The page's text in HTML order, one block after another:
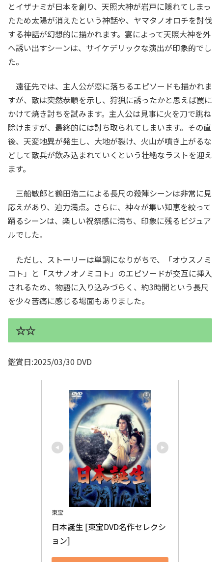
とイザナミが日本を創り、天照大神が岩戸に隠れてしまっ
たため太陽が消えたという神話や、ヤマタノオロチを討伐
する神話が幻想的に描かれます。宴によって天照大神を外
へ誘い出すシーンは、サイケデリックな演出が印象的でし
た。
遠征先では、主人公が恋に落ちるエピソードも描かれま
すが、敵は突然恭順を示し、狩猟に誘ったかと思えば罠に
かけて焼き討ちを試みます。主人公は見事に火を刀で跳ね
除けますが、最終的には討ち取られてしまいます。その直
後、天変地異が発生し、大地が裂け、火山が噴き上がるな
どして敵兵が飲み込まれていくという壮絶なラストを迎え
ます。
三船敏郎と鶴田浩二による長尺の殺陣シーンは非常に見
応えがあり、迫力満点。さらに、神々が集い知恵を絞って
踊るシーンは、楽しい祝祭感に満ち、印象に残るビジュア
ルでした。
ただし、ストーリーは単調になりがちで、「オウスノミ
コト」と「スサノオノミコト」のエピソードが交互に挿入
されるため、物語に入り込みづらく、約3時間という長尺
を少々苦痛に感じる場面もありました。
☆☆
鑑賞日:2025/03/30 DVD
東宝
日本誕生 [東宝DVD名作セレクシ
ョン]